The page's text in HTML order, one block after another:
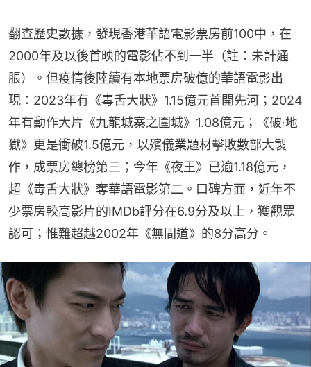
翻查歷史數據，發現香港華語電影票房前100中，在
2000年及以後首映的電影佔不到一半（註：未計通
脹）。但疫情後陸續有本地票房破億的華語電影出
現：2023年有《毒舌大狀》1.15億元首開先河；2024
年有動作大片《九龍城寨之圍城》1.08億元；《破·地
獄》更是衝破1.5億元，以殯儀業題材擊敗數部大製
作，成票房總榜第三；今年《夜王》已逾1.18億元，
超《毒舌大狀》奪華語電影第二。口碑方面，近年不
少票房較高影片的IMDb評分在6.9分及以上，獲觀眾
認可；惟難超越2002年《無間道》的8分高分。